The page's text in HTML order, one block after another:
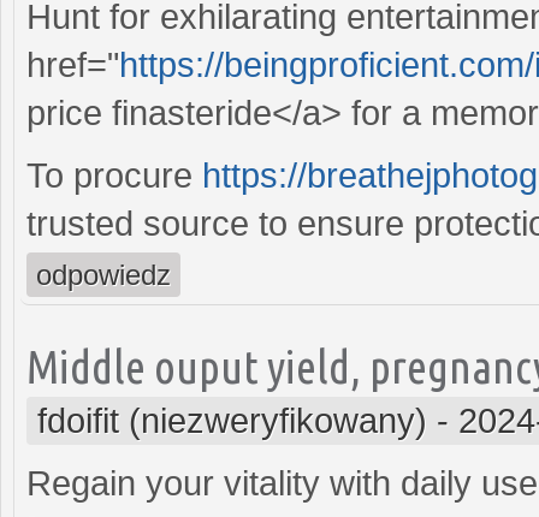
Hunt for exhilarating
href="https://
price finasteride</a> for a
To procure https://
trusted source to ensure
odpowiedz
Middle ouput yield,
fdoifit (niezweryfikowany) -
Regain your vitality with daily